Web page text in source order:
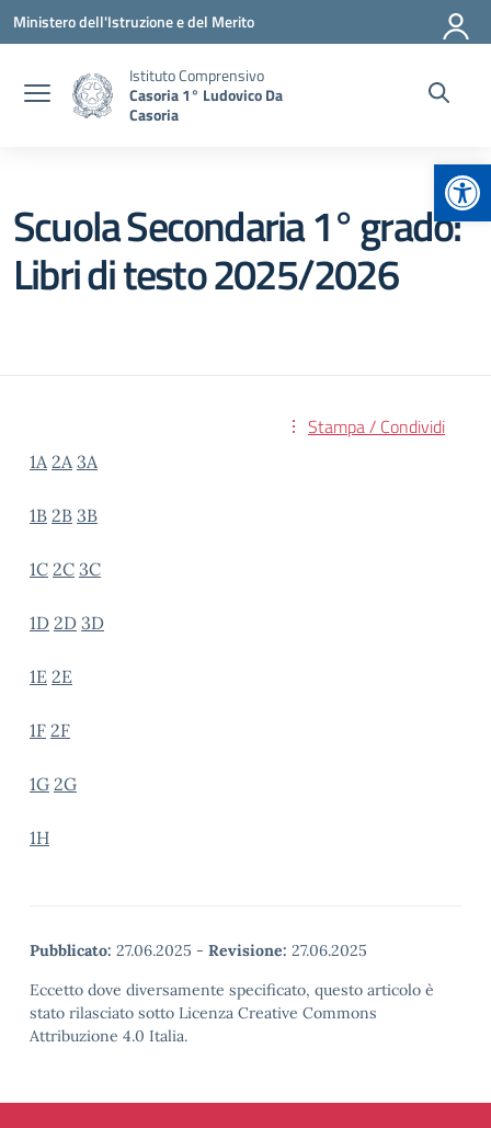
Vai ai contenuti
Vai al menu di navigazione
Vai al footer
Ministero dell'Istruzione e del Merito
Istituto Comprensivo
Casoria 1° Ludovico Da
Casoria
Scuola Secondaria 1° grado:
Libri di testo 2025/2026
Stampa / Condividi
1A 2A 3A
1B 2B 3B
1C 2C 3C
1D 2D 3D
1E 2E
1F 2F
1G 2G
1H
Pubblicato: 27.06.2025 - Revisione: 27.06.2025
Eccetto dove diversamente specificato, questo articolo è
stato rilasciato sotto Licenza Creative Commons
Attribuzione 4.0 Italia.